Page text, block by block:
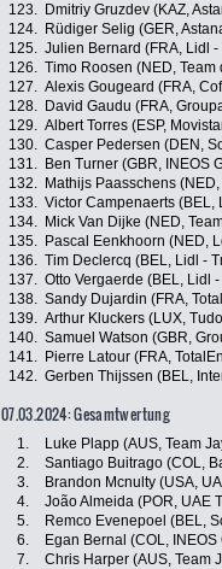
123.
Dmitriy Gruzdev (KAZ,
124.
Rüdiger Selig (GER,
125. Julien Bernard (FRA, Lidl -
126. Timo Roosen (NED,
127. Alexis Gougeard (FRA,
128.
David Gaudu (FRA,
129. Albert Torres (ESP,
130. Casper Pedersen (DEN,
131.
Ben Turner (GBR, INEOS
132.
Mathijs Paasschens
133. Victor Campenaerts (BEL,
134.
Mick Van Dijke (NED,
135.
Pascal Eenkhoorn (NED,
136. Tim Declercq (BEL, Lidl -
137. Otto Vergaerde (BEL, Lidl
138. Sandy Dujardin (FRA,
139. Arthur Kluckers (LUX,
140. Samuel Watson (GBR,
141.
Pierre Latour (FRA,
142. Gerben Thijssen (BEL,
07.03.2024: Gesamtwertung
1. Luke Plapp (AUS, Team
2.
Santiago Buitrago (COL,
3.
Brandon Mcnulty (USA,
4.
João Almeida (POR, UAE
5.
Remco Evenepoel (BEL,
6.
Egan Bernal (COL,
7.
Chris Harper (AUS, Team